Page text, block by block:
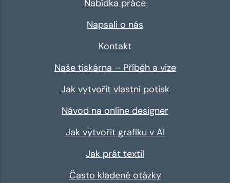
Nabídka práce
Napsali o nás
Kontakt
Naše tiskárna – Příběh a vize
Jak vytvořit vlastní potisk
Návod na online designer
Jak vytvořit grafiku v AI
Jak prát textil
Často kladené otázky